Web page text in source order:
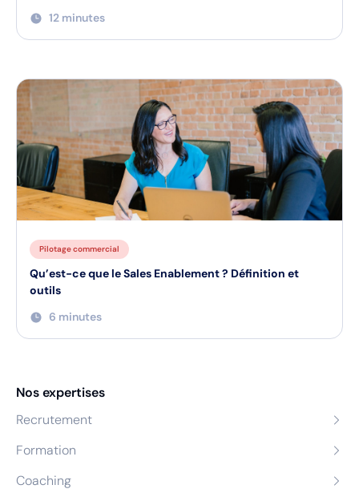
12 minutes
Pilotage commercial
Qu’est-ce que le Sales Enablement ? Définition et
outils
6 minutes
Nos expertises
Recrutement
Formation
Coaching